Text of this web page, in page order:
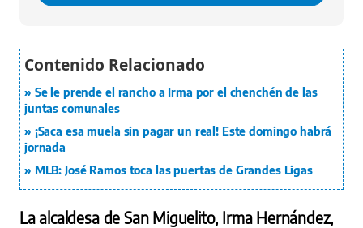
Se le prende el rancho a Irma por el chenchén de las
juntas comunales
¡Saca esa muela sin pagar un real! Este domingo habrá
jornada
MLB: José Ramos toca las puertas de Grandes Ligas
La alcaldesa de San Miguelito, Irma Hernández,